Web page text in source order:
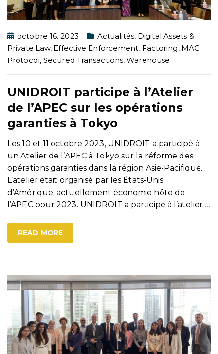
octobre 16, 2023 Actualités, Digital Assets &
Private Law, Effective Enforcement, Factoring, MAC
Protocol,Secured Transactions,Warehouse
UNIDROIT participe à l’Atelier
de l’APEC sur les opérations
garanties à Tokyo
Les 10 et 11 octobre 2023, UNIDROIT a participé à
un Atelier de l’APEC à Tokyo sur la réforme des
opérations garanties dans la région Asie-Pacifique.
L’atelier était organisé par les États-Unis
d’Amérique, actuellement économie hôte de
l’APEC pour 2023. UNIDROIT a participé à l’atelier …
READ MORE